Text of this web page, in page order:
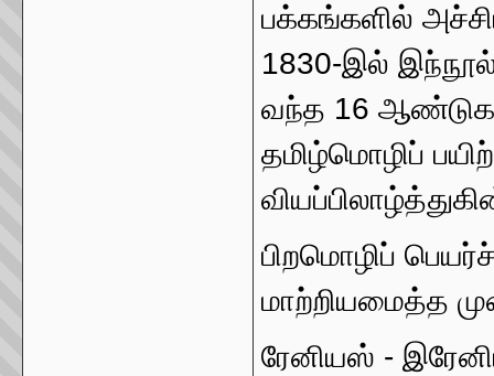
பக்கங்களில்
1830-இல் இந்நூல்
வந்த 16
தமிழ்மொழிப்
பிறமொழிப்
மாற்றியமைத்த
ரேனியஸ் -